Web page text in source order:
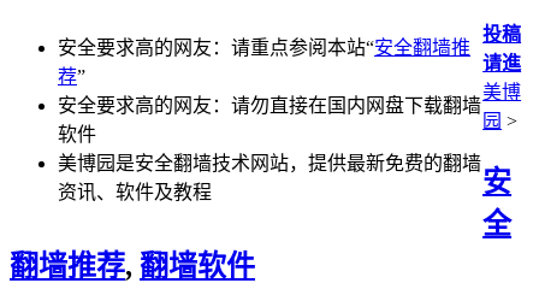
安全要求高的网友：请重点参阅本站“安全翻墙推
荐”
安全要求高的网友：请勿直接在国内网盘下载翻墙
软件
美博园是安全翻墙技术网站，提供最新免费的翻墙
资讯、软件及教程
投稿
请進
美博
园 >
安
全
翻墙推荐, 翻墙软件